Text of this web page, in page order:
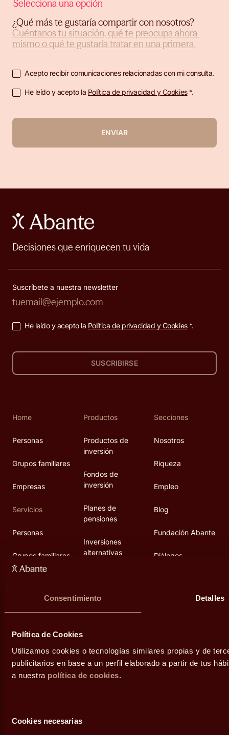
Consentimiento Detalles
Política de Cookies
Utilizamos cookies o tecnologías similares propias y de
publicitarios en base a un perfil elaborado a partir de tus
a nuestra política de cookies.
deCookies necesarias
¿Qué más te gustaría compartir con nosotros?
Acepto recibir comunicaciones relacionadas con mi consulta.
He leído y acepto la Política de privacidad y Cookies*.
ENVIAR
Decisiones que enriquecen tu vida
Suscríbete a nuestra newsletter
He leído y acepto la Política de privacidad y Cookies*.
SUSCRIBIRSE
Home
Personas
Grupos familiares
Empresas
Servicios
Personas
Grupos familiares
Productos
Productos de
inversión
Fondos de
inversión
Planes de
pensiones
Inversiones
alternativas
Secciones
Nosotros
Riqueza
Empleo
Blog
Fundación Abante
Diálogos
Condiciones de uso